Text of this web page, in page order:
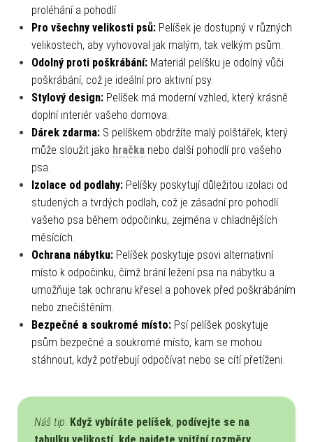
proléhání a pohodlí
Pro všechny velikosti psů: Pelíšek je dostupný v různých
velikostech, aby vyhovoval jak malým, tak velkým psům.
Odolný proti poškrábání: Materiál pelíšku je odolný vůči
poškrábání, což je ideální pro aktivní psy.
Stylový design: Pelíšek má moderní vzhled, který krásně
doplní interiér vašeho domova.
Dárek zdarma: S pelíškem obdržíte malý polštářek, který
může sloužit jako hračka nebo další pohodlí pro vašeho
psa.
Izolace od podlahy: Pelíšky poskytují důležitou izolaci od
studených a tvrdých podlah, což je zásadní pro pohodlí
vašeho psa během odpočinku, zejména v chladnějších
měsících.
Ochrana nábytku: Pelíšek poskytuje psovi alternativní
místo k odpočinku, čímž brání ležení psa na nábytku a
umožňuje tak ochranu křesel a pohovek před poškrábáním
nebo znečištěním.
Bezpečné a soukromé místo: Psí pelíšek poskytuje
psům bezpečné a soukromé místo, kam se mohou
stáhnout, když potřebují odpočívat nebo se cítí přetíženi.
Náš tip: Když vybíráte pelíšek, podívejte se na
tabulku velikostí, kde najdete vnitřní rozměry